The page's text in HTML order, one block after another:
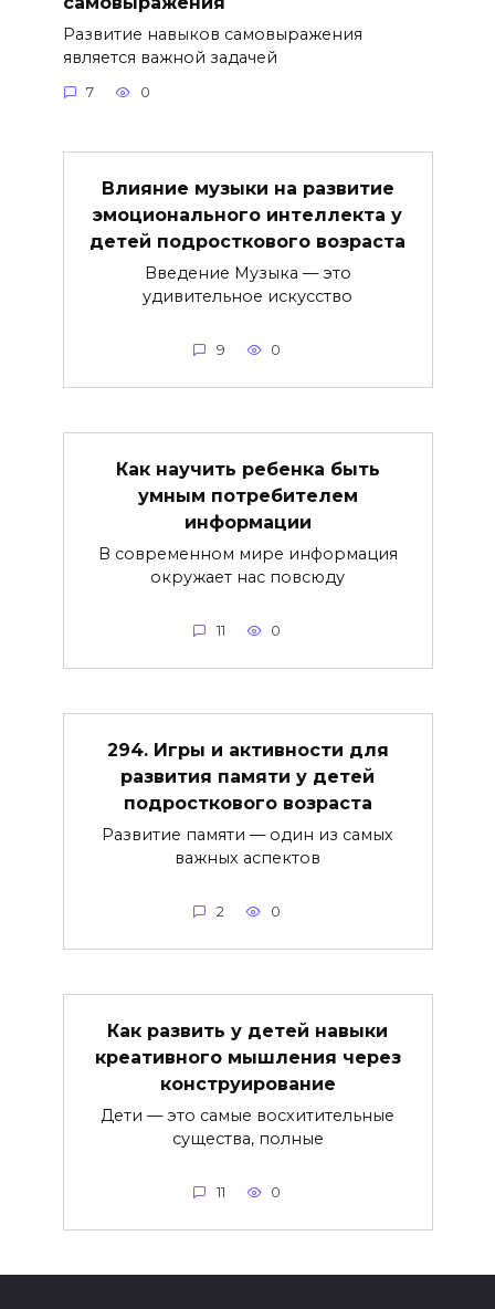
Развитие навыков самовыражения
является важной задачей
7 0
Влияние музыки на развитие
эмоционального интеллекта у
детей подросткового возраста
Введение Музыка — это
удивительное искусство
9 0
Как научить ребенка быть
умным потребителем
информации
В современном мире информация
окружает нас повсюду
11 0
294. Игры и активности для
развития памяти у детей
подросткового возраста
Развитие памяти — один из самых
важных аспектов
2 0
Как развить у детей навыки
креативного мышления через
конструирование
Дети — это самые восхитительные
существа, полные
11 0